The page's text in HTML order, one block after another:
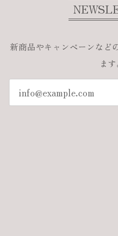
新商品やキャンペーンなど
ます